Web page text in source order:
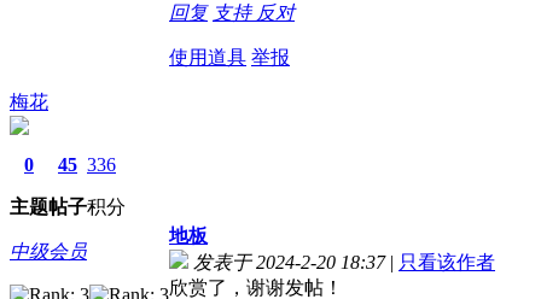
回复 支持 反对
使用道具 举报
梅花
0
主题
45
帖子
336
积分
中级会员
地板
发表于 2024-2-20 18:37 | 只看该作者
欣赏了，谢谢发帖！